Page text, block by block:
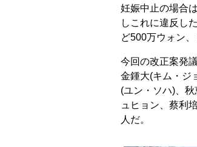
妊娠中止の場合
しこれに違反し
ど500万ウォン
今回の改正案発
金鍾大(キム・ジ
(ユン・ソハ)、
ュヒョン、蔡利
人だ。